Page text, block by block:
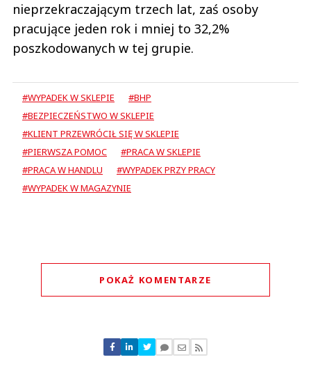
nieprzekraczającym trzech lat, zaś osoby
pracujące jeden rok i mniej to 32,2%
poszkodowanych w tej grupie.
#WYPADEK W SKLEPIE
#BHP
#BEZPIECZEŃSTWO W SKLEPIE
#KLIENT PRZEWRÓCIŁ SIĘ W SKLEPIE
#PIERWSZA POMOC
#PRACA W SKLEPIE
#PRACA W HANDLU
#WYPADEK PRZY PRACY
#WYPADEK W MAGAZYNIE
POKAŻ KOMENTARZE
Nie znaleziono komentarzy
Zostaw swoje komentarze